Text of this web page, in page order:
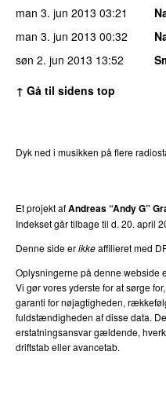
man 3. jun 2013 03:21
man 3. jun 2013 00:32
søn 2. jun 2013 13:52
↑ Gå til sidens top
Dyk ned i musikken på flere
Et projekt afAndreas “Andy G”
Indekset går tilbage til d. 20. april
Denne side erikkeaffilieret med
Oplysningerne på denne webside
Vi gør vores yderste for at sørge
garanti for nøjagtigheden,
fuldstændigheden af disse data.
erstatningsansvar gældende,
driftstab eller avancetab.